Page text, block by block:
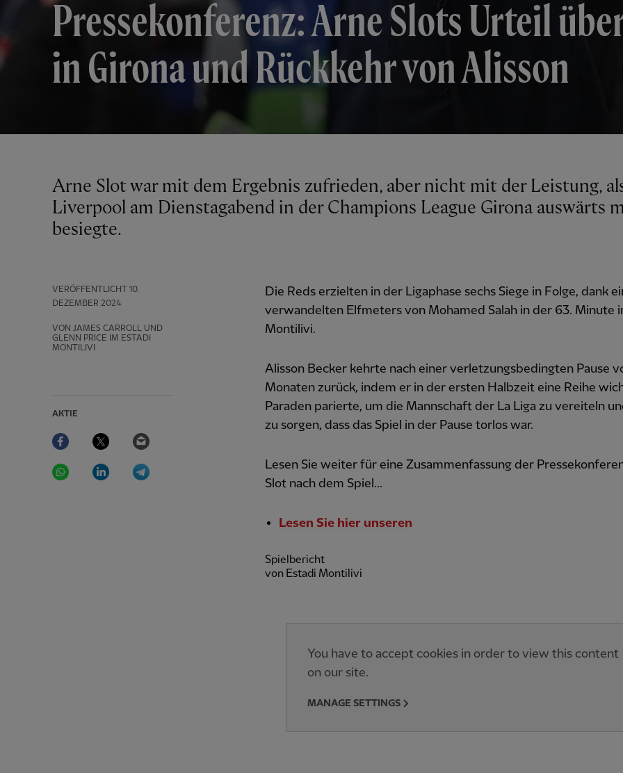
Pressekonferenz: Arne Slots Urteil
in Girona und Rückkehr von Alisson
VERÖFFENTLICHT 10.
DEZEMBER 2024
VON JAMES CARROLL UND
GLENN PRICE IM ESTADI
MONTILIVI
AKTIE
Facebook Twitter
WhatsAppLinkedIn
Arne Slot war mit dem Ergebnis zufrieden, aber nicht mit der Leistung, als
Liverpool am Dienstagabend in der Champions League Girona auswärts
besiegte.
Die Reds erzielten in der Ligaphase sechs Siege in Folge, dank
verwandelten Elfmeters von Mohamed Salah in der 63. Minute
Montilivi.
Alisson Becker kehrte nach einer verletzungsbedingten Pause
Monaten zurück, indem er in der ersten Halbzeit eine Reihe
Paraden parierte, um die Mannschaft der La Liga zu vereiteln
zu sorgen, dass das Spiel in der Pause torlos war.
Lesen Sie weiter für eine Zusammenfassung der
Slot nach dem Spiel...
Lesen Sie hier unseren
Spielbericht
von Estadi Montilivi
You have to accept cookies in order to view this content
on our site.
MANAGE SETTINGS